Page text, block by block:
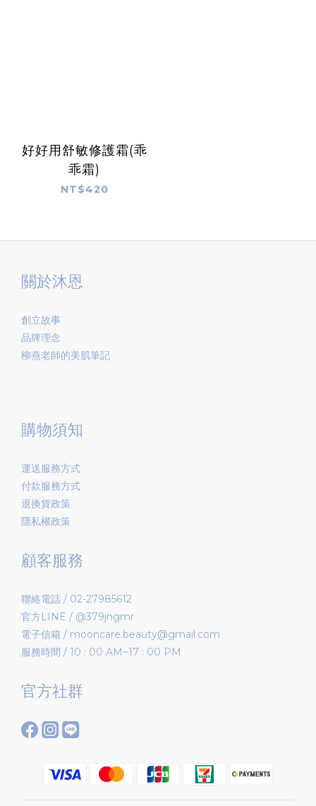
好好用舒敏修護霜(乖
乖霜)
NT$420
關於沐恩
創立故事
品牌理念
柳燕老師的美肌筆記
購物須知
運送服務方式
付款服務方式
退換貨政策
隱私權政策
顧客服務
聯絡電話 / 02-27985612
官方LINE / @379jngmr
電子信箱 / mooncare.beauty@gmail.com
服務時間 / 10 : 00 AM~17 : 00 PM
官方社群